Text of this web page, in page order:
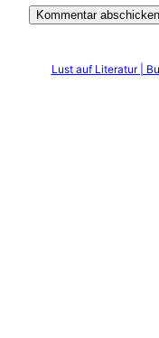
Lust auf Literatur |